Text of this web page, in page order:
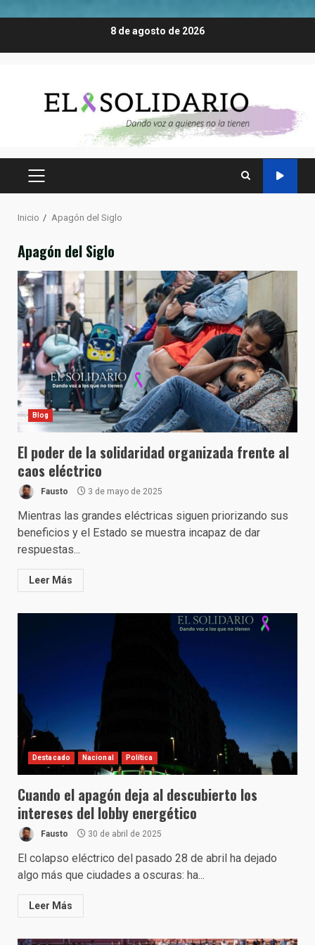
8 de agosto de 2026
MENÚ
Inicio Apagón del Siglo
Apagón del Siglo
Blog
El poder de la solidaridad organizada frente al
caos eléctrico
Fausto 3 de mayo de 2025
Mientras las grandes eléctricas siguen priorizando sus
beneficios y el Estado se muestra incapaz de dar
respuestas...
Leer Más
Destacado Nacional Política
Cuando el apagón deja al descubierto los
intereses del lobby energético
Fausto 30 de abril de 2025
El colapso eléctrico del pasado 28 de abril ha dejado
algo más que ciudades a oscuras: ha...
Leer Más